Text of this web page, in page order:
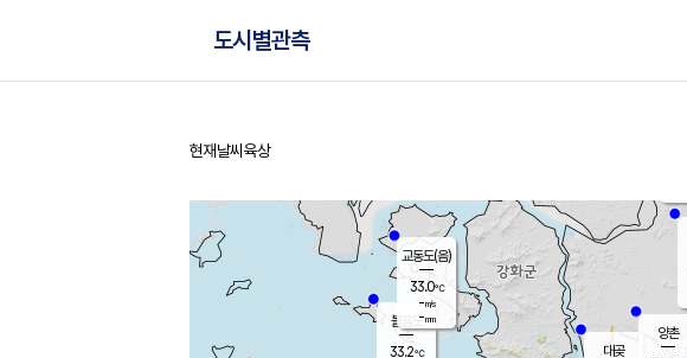
도시별관측
홈
현재날씨 육상
볼음도
33.2℃
대곶
양촌
교동도(음)
33.0℃
-m/s
-mm